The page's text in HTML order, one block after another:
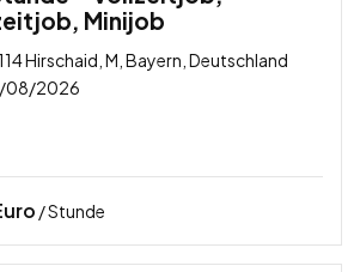
Minijob
Hirschaid, M, Bayern, Deutschland
08/2026
/ Stunde